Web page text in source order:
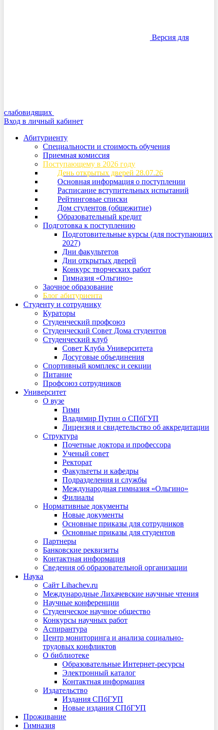
Версия для
слабовидящих
Вход в личный кабинет
Абитуриенту
Специальности и стоимость обучения
Приемная комиссия
Поступающему в 2026 году
День открытых дверей 28.07.26
Основная информация о поступлении
Расписание вступительных испытаний
Рейтинговые списки
Дом студентов (общежитие)
Образовательный кредит
Подготовка к поступлению
Подготовительные курсы (для поступающих
2027)
Дни факультетов
Дни открытых дверей
Конкурс творческих работ
Гимназия «Ольгино»
Заочное образование
Блог абитуриента
Студенту и сотруднику
Кураторы
Студенческий профсоюз
Студенческий Совет Дома студентов
Студенческий клуб
Совет Клуба Университета
Досуговые объединения
Спортивный комплекс и секции
Питание
Профсоюз сотрудников
Университет
О вузе
Гимн
Владимир Путин о СПбГУП
Лицензия и свидетельство об аккредитации
Структура
Почетные доктора и профессора
Ученый совет
Ректорат
Факультеты и кафедры
Подразделения и службы
Международная гимназия «Ольгино»
Филиалы
Нормативные документы
Новые документы
Основные приказы для сотрудников
Основные приказы для студентов
Партнеры
Банковские реквизиты
Контактная информация
Сведения об образовательной организации
Наука
Сайт Lihachev.ru
Международные Лихачевские научные чтения
Научные конференции
Студенческое научное общество
Конкурсы научных работ
Аспирантура
Центр мониторинга и анализа социально-
трудовых конфликтов
О библиотеке
Образовательные Интернет-ресурсы
Электронный каталог
Контактная информация
Издательство
Издания СПбГУП
Новые издания СПбГУП
Проживание
Гимназия